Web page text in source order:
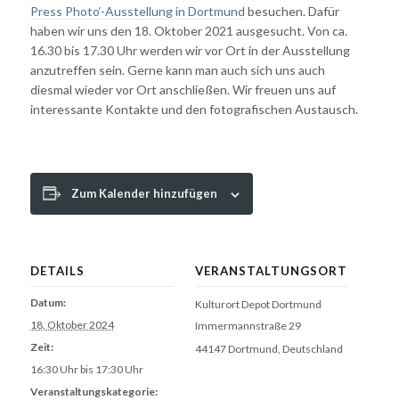
Press Photo‘-Ausstellung in Dortmund besuchen. Dafür
haben wir uns den 18. Oktober 2021 ausgesucht. Von ca.
16.30 bis 17.30 Uhr werden wir vor Ort in der Ausstellung
anzutreffen sein. Gerne kann man auch sich uns auch
diesmal wieder vor Ort anschließen. Wir freuen uns auf
interessante Kontakte und den fotografischen Austausch.
Zum Kalender hinzufügen
DETAILS
Datum:
18. Oktober 2024
Zeit:
16:30 Uhr bis 17:30 Uhr
Veranstaltungskategorie:
VERANSTALTUNGSORT
Kulturort Depot Dortmund
Immermannstraße 29
44147 Dortmund Deutschland